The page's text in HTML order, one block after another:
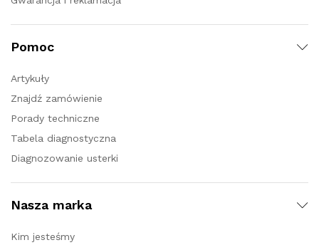
Pomoc
Artykuły
Znajdź zamówienie
Porady techniczne
Tabela diagnostyczna
Diagnozowanie usterki
Nasza marka
Kim jesteśmy